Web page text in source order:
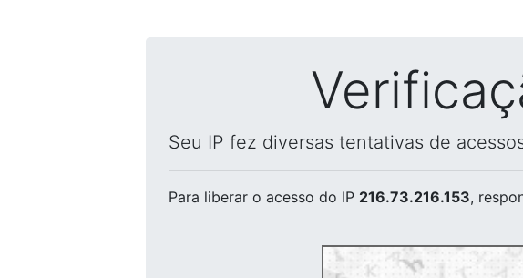
Seu IP fez diversas tentativas de
Para liberar o acesso do IP 216.73.216.153,